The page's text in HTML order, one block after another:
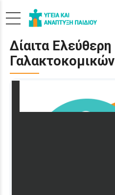
Δίαιτα Ελεύθερη
Γαλακτοκομικών